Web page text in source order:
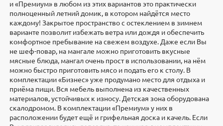
и «Премиум» в любом из этих вариантов это практически
полноценный летний домик, в котором найдётся место
каждому! Закрытое пространство с остеклением в зимнем
варианте позволит избежать ветра или дождя и обеспечить
комфортное пребывание на свежем воздухе. Даже если Вы
не шеф-повар, на мангале можно приготовить вкусные
мясные блюда, мангал очень прост в использовании, на нём
можно быстро приготовить мясо и подать его к столу. В
комплектации «Бизнес» уже продумано место для отдыха и
приёма пищи. Вся мебель выполнена из качественных
материалов, устойчивых к износу. Детская зона оборудована
скалодромом. В комплектации «Премиум» у них в
расположении будет ещё и грифельная доска и качель. Если